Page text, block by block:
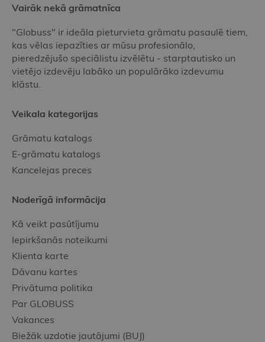
Vairāk nekā grāmatnīca
"Globuss" ir ideāla pieturvieta grāmatu pasaulē tiem,
kas vēlas iepazīties ar mūsu profesionālo,
pieredzējušo speciālistu izvēlētu - starptautisko un
vietējo izdevēju labāko un populārāko izdevumu
klāstu.
Veikala kategorijas
Grāmatu katalogs
E-grāmatu katalogs
Kancelejas preces
Noderīgā informācija
Kā veikt pasūtījumu
Iepirkšanās noteikumi
Klienta karte
Dāvanu kartes
Privātuma politika
Par GLOBUSS
Vakances
Biežāk uzdotie jautājumi (BUJ)